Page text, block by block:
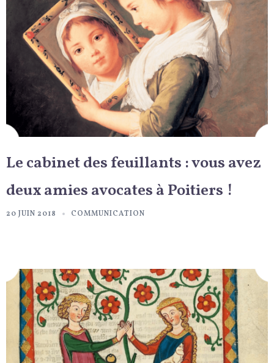
Le cabinet des feuillants : vous avez
deux amies avocates à Poitiers !
20 JUIN 2018 COMMUNICATION